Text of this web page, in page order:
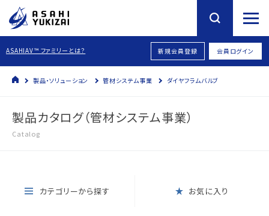
ASAHIAV™ ファミリーとは？ 新規会員登録 会員ログイン
製品・ソリューション 管材システム事業 ダイヤフラムバルブ
製品カタログ（管材システム事業）
Catalog
カテゴリーから探す お気に入り